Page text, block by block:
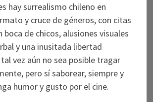
hay surrealismo chileno en
y cruce de géneros, con citas
boca de chicos, alusiones visuales
y una inusitada libertad
vez aún no sea posible tragar
pero sí saborear, siempre y
humor y gusto por el cine.